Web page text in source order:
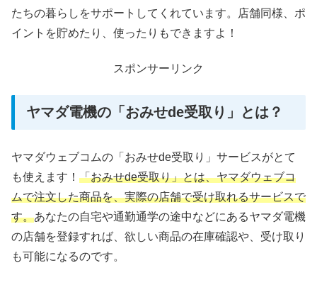
たちの暮らしをサポートしてくれています。店舗同様、ポ
イントを貯めたり、使ったりもできますよ！
スポンサーリンク
ヤマダ電機の「おみせde受取り」とは？
ヤマダウェブコムの「おみせde受取り」サービスがとて
も使えます！ 「おみせde受取り」とは、ヤマダウェブコ
ムで注文した商品を、実際の店舗で受け取れるサービスで
す。あなたの自宅や通勤通学の途中などにあるヤマダ電機
の店舗を登録すれば、欲しい商品の在庫確認や、受け取り
も可能になるのです。